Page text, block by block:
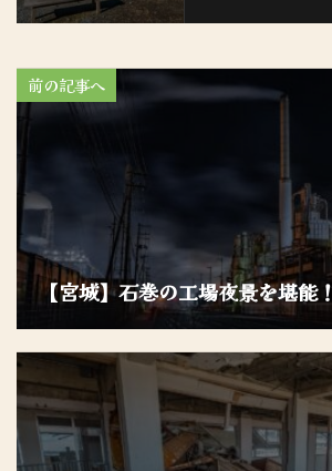
前の記事へ
【宮城】石巻の工場夜景を堪能！